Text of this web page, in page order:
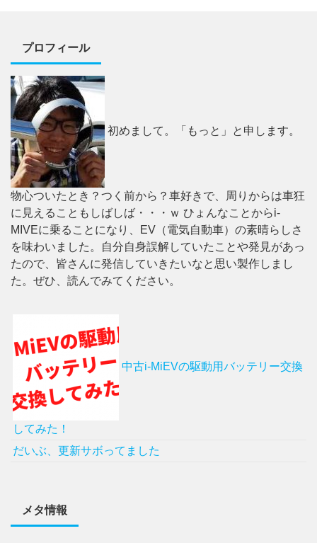
プロフィール
初めまして。「もっと」と申します。
物心ついたとき？つく前から？車好きで、周りからは車狂
に見えることもしばしば・・・ｗ ひょんなことからi-
MIVEに乗ることになり、EV（電気自動車）の素晴らしさ
を味わいました。自分自身誤解していたことや発見があっ
たので、皆さんに発信していきたいなと思い製作しまし
た。ぜひ、読んでみてください。
中古i-MiEVの駆動用バッテリー交換
してみた！
だいぶ、更新サボってました
メタ情報